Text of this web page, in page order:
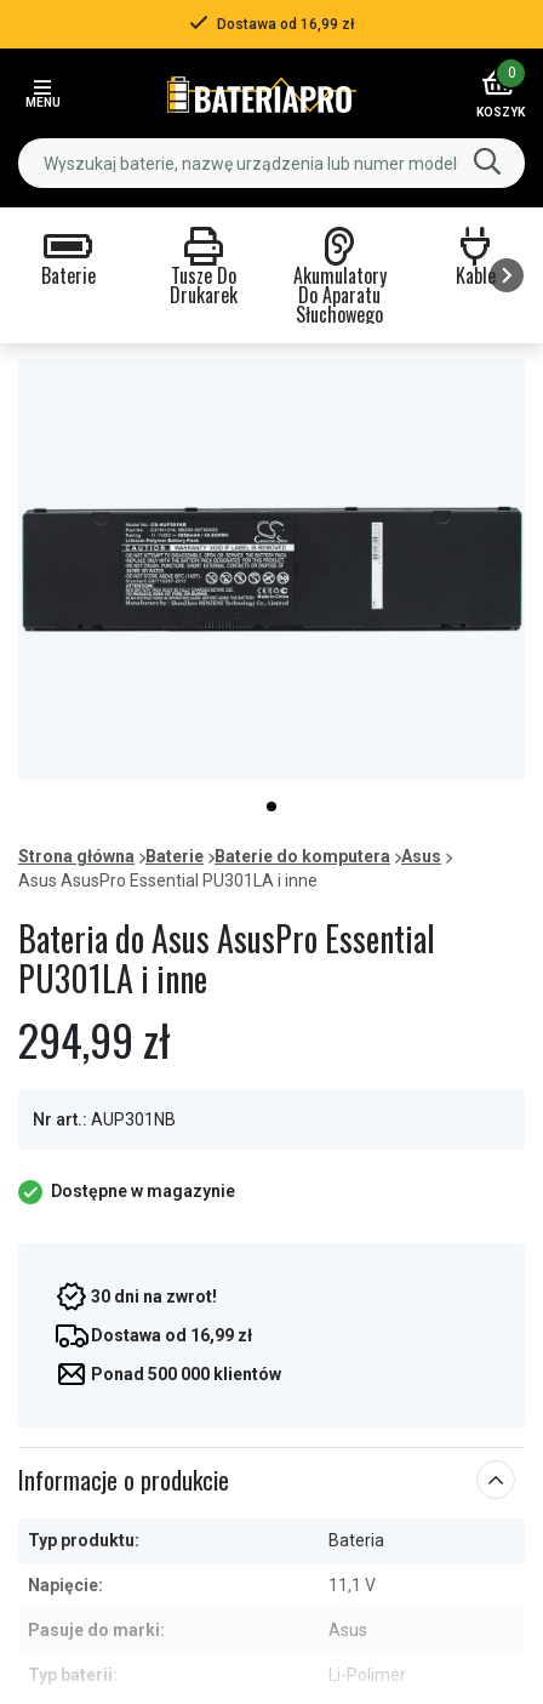
Dostawa od 16,99 zł
MENU
0
KOSZYK
Baterie Tusze Do
Drukarek
Akumulatory
Do Aparatu
Słuchowego
Kable
item
0
of
1
Strona główna Baterie Baterie do komputera
Asus
Asus AsusPro Essential PU301LA i inne
Bateria do Asus AsusPro Essential
PU301LA i inne
294,99 zł
Nr art.: AUP301NB
Dostępne w magazynie
30 dni na zwrot!
Dostawa od 16,99 zł
Ponad 500 000 klientów
Informacje o produkcie
Typ produktu: Bateria
Napięcie: 11,1 V
Pasuje do marki: Asus
Typ baterii: Li-Polimer